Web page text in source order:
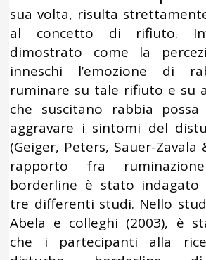
sua volta, risulta
al concetto di rifiuto.
dimostrato come la
inneschi l’emozione di
ruminare su tale rifiuto e su
che suscitano rabbia
aggravare i sintomi del
(Geiger, Peters, Sauer-Zavala
rapporto fra
borderline è stato indagato
tre differenti studi. Nello
Abela e colleghi (2003), è
che i partecipanti alla